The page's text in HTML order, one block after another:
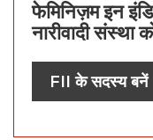
फेमिनिज़म इन
नारीवादी संस्था
FII के सदस्य बनें